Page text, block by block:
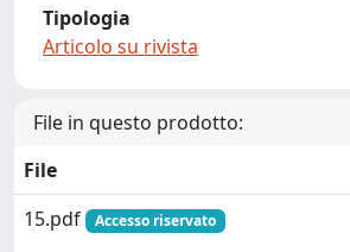
Tipologia
Articolo su rivista
File in questo prodotto:
File
15.pdf
Accesso riservato